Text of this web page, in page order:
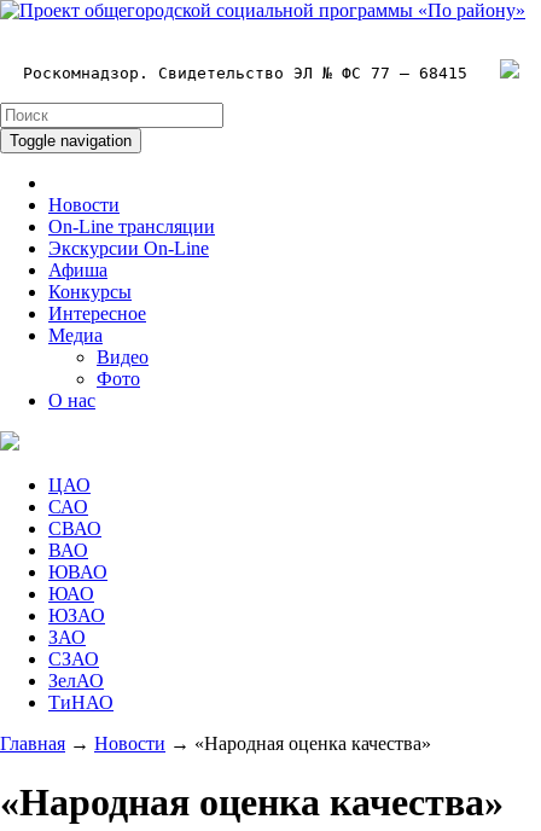
Роскомнадзор. Свидетельство ЭЛ № ФС 77 – 68415
Toggle navigation
Новости
On-Line трансляции
Экскурсии On-Line
Афиша
Конкурсы
Интересное
Медиа
Видео
Фото
О нас
ЦАО
САО
СВАО
ВАО
ЮВАО
ЮАО
ЮЗАО
ЗАО
СЗАО
ЗелАО
ТиНАО
Главная → Новости → «Народная оценка качества»
«Народная оценка качества»